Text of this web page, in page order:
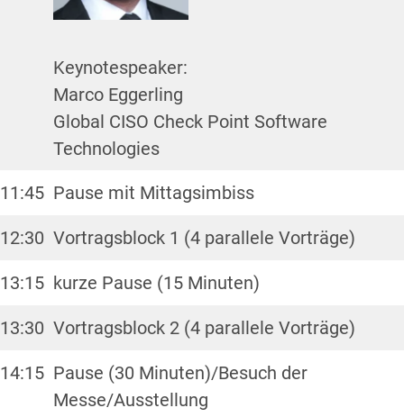
Keynotespeaker:
Marco Eggerling
Global CISO Check Point Software
Technologies
11:45 Pause mit Mittagsimbiss
12:30 Vortragsblock 1 (4 parallele Vorträge)
13:15 kurze Pause (15 Minuten)
13:30 Vortragsblock 2 (4 parallele Vorträge)
14:15 Pause (30 Minuten)/Besuch der
Messe/Ausstellung